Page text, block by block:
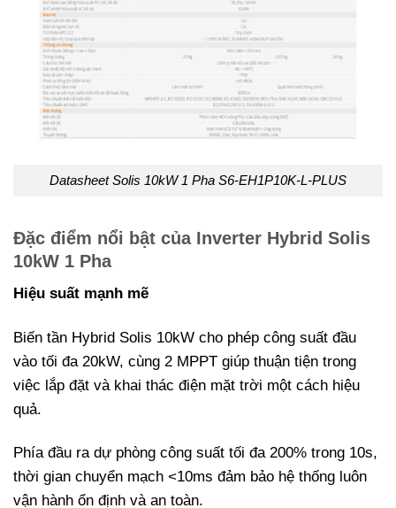
Datasheet Solis 10kW 1 Pha S6-EH1P10K-L-PLUS
Đặc điểm nổi bật của Inverter Hybrid Solis
10kW 1 Pha
Hiệu suất mạnh mẽ
Biến tần Hybrid Solis 10kW cho phép công suất đầu
vào tối đa 20kW, cùng 2 MPPT giúp thuận tiện trong
việc lắp đặt và khai thác điện mặt trời một cách hiệu
quả.
Phía đầu ra dự phòng công suất tối đa 200% trong 10s,
thời gian chuyển mạch <10ms đảm bảo hệ thống luôn
vận hành ổn định và an toàn.